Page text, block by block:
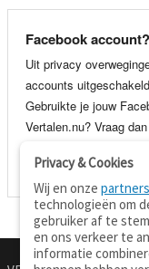
Facebook account?
Uit privacy
accounts
Gebruikte je jouw
Vertalen.nu? Vraag
je e-mail adres en
Privacy & Cookies
Wij en onzepartners
technologieën om
gebruiker af te
en ons verkeer te
informatie